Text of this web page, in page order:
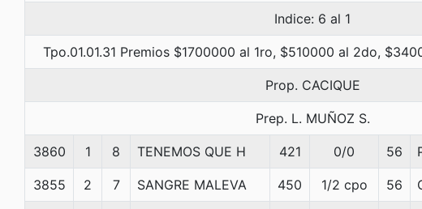
Indice: 6 al 1
Tpo.01.01.31 Premios $1700000 al 1ro, $510000 al 2do,
Prop. CACIQUE
Prep. L. MUÑOZ S.
3860 1 8 TENEMOS QUE H 421 0/0 56
3855 2 7 SANGRE MALEVA 450 1/2 cpo 56